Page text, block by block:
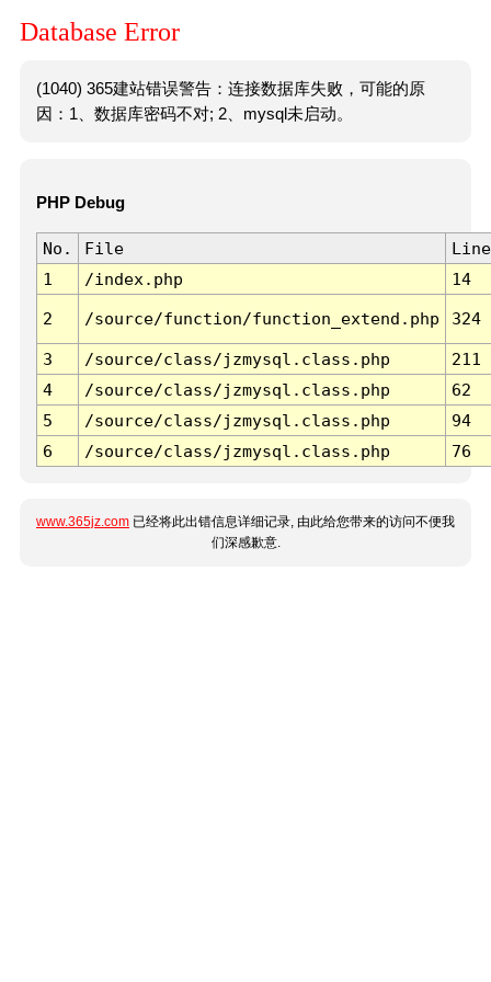
Database Error
(1040) 365建站错误警告：连接数据库失败，可能的原
因：1、数据库密码不对; 2、mysql未启动。
PHP Debug
No. File
Line
1
/index.php 14
2 /source/function/function_extend.php 324
3 /source/class/jzmysql.class.php
211
4
/source/class/jzmysql.class.php
62
5
/source/class/jzmysql.class.php
94
6
/source/class/jzmysql.class.php 76
www.365jz.com 已经将此出错信息详细记录, 由此给您带来的访问不便我
们深感歉意.